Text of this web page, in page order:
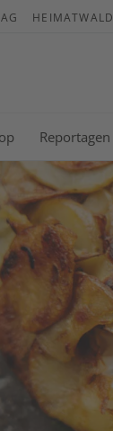
HEIMATWALD
Reportagen